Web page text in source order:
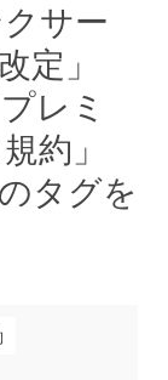
サー
定」
レミ
約」
タグを